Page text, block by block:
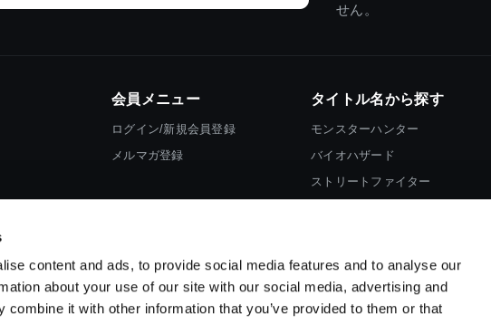
content and ads, to provide social media features and to analyse our
about your use of our site with our social media, advertising and
combine it with other information that you’ve provided to them or that
せん。
会員メニュー
ログイン/新規会員登録
メルマガ登録
タイトル名から探す
モンスターハンター
バイオハザード
ストリートファイター